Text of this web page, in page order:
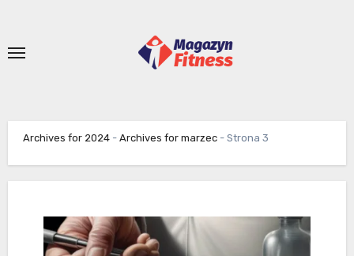
content
Archives for 2024 -Archives for marzec -Strona 3